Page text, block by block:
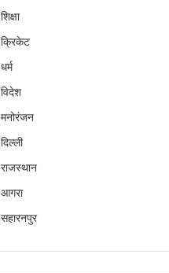
शिक्षा
क्रिकेट
धर्म
विदेश
मनोरंजन
दिल्ली
राजस्थान
आगरा
सहारनपुर